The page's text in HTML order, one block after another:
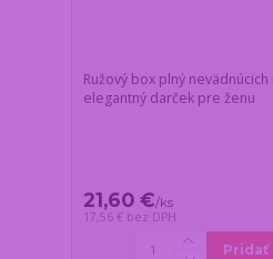
Ružový box plný nevädnúcich
elegantný darček pre ženu
21,60 €/ks
17,56 € bez DPH
Pridať